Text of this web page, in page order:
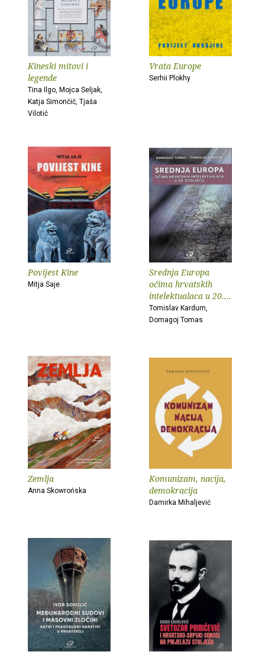
Kineski mitovi i
legende
Tina Ilgo, Mojca Seljak,
Katja Simončič, Tjaša
Vilotič
Vrata Europe
Serhii Plokhy
Povijest Kine
Mitja Saje
Srednja Europa
očima hrvatskih
intelektualaca u 20....
Tomislav Kardum,
Domagoj Tomas
Zemlja
Anna Skowrońska
Komunizam, nacija,
demokracija
Damirka Mihaljević